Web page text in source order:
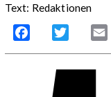
Text: Redaktionen
Facebook Twitter